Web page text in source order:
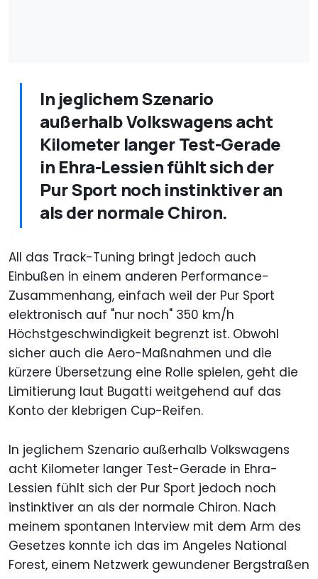
In jeglichem Szenario
außerhalb Volkswagens acht
Kilometer langer Test-Gerade
in Ehra-Lessien fühlt sich der
Pur Sport noch instinktiver an
als der normale Chiron.
All das Track-Tuning bringt jedoch auch
Einbußen in einem anderen Performance-
Zusammenhang, einfach weil der Pur Sport
elektronisch auf "nur noch" 350 km/h
Höchstgeschwindigkeit begrenzt ist. Obwohl
sicher auch die Aero-Maßnahmen und die
kürzere Übersetzung eine Rolle spielen, geht die
Limitierung laut Bugatti weitgehend auf das
Konto der klebrigen Cup-Reifen.
In jeglichem Szenario außerhalb Volkswagens
acht Kilometer langer Test-Gerade in Ehra-
Lessien fühlt sich der Pur Sport jedoch noch
instinktiver an als der normale Chiron. Nach
meinem spontanen Interview mit dem Arm des
Gesetzes konnte ich das im Angeles National
Forest, einem Netzwerk gewundener Bergstraßen